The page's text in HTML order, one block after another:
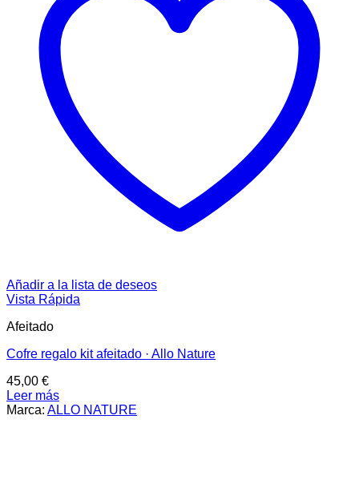
Añadir a la lista de deseos
Vista Rápida
Afeitado
Cofre regalo kit afeitado · Allo Nature
45,00 €
Leer más
Marca: ALLO NATURE